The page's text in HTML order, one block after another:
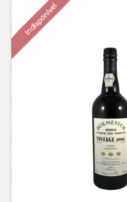
Indisponível